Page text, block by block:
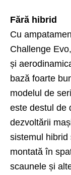
Fără hibrid
Cu
Challenge
și
bază foarte
modelul de
este destul de
dezvoltării
sistemul
montată în
scaunele și